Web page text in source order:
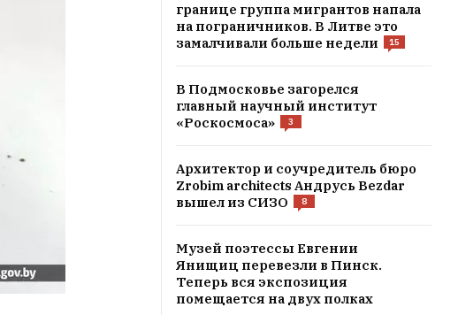
границе группа мигрантов напала
на пограничников. В Литве это
замалчивали больше недели
15
В Подмосковье загорелся
главный научный институт
«Роскосмоса»
3
Архитектор и соучредитель бюро
Zrobim architects Андрусь Bezdar
вышел из СИЗО
8
Музей поэтессы Евгении
Янищиц перевезли в Пинск.
Теперь вся экспозиция
помещается на двух полках